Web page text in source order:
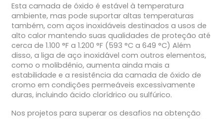
Esta camada de óxido é estável à temperatura
ambiente, mas pode suportar altas temperaturas
também, com aços inoxidáveis destinados a usos de
alto calor mantendo suas qualidades de proteção até
cerca de 1.100 °F a 1.200 °F (593 °C a 649 °C) Além
disso, a liga de aço inoxidável com outros elementos,
como o molibdênio, aumenta ainda mais a
estabilidade e a resistência da camada de óxido de
cromo em condições permeáveis excessivamente
duras, incluindo ácido clorídrico ou sulfúrico.
Nos projetos para superar os desafios na obtenção